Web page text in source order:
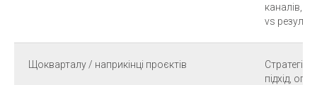
каналів,
vs
Щокварталу / наприкінці проєктів
підхід,